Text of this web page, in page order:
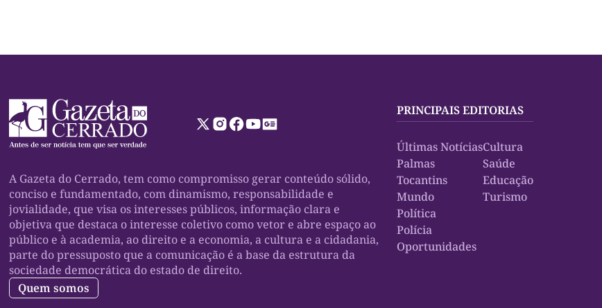
A Gazeta do Cerrado, tem como compromisso gerar conteúdo sólido,
conciso e fundamentado, com dinamismo, responsabilidade e
jovialidade, que visa os interesses públicos, informação clara e
objetiva que destaca o interesse coletivo como vetor e abre espaço ao
público e à academia, ao direito e a economia, a cultura e a cidadania,
parte do pressuposto que a comunicação é a base da estrutura da
sociedade democrática do estado de direito.
Quem somos
PRINCIPAIS EDITORIAS
Últimas Notícias
Palmas
Tocantins
Mundo
Política
Polícia
Oportunidades
Cultura
Saúde
Educação
Turismo